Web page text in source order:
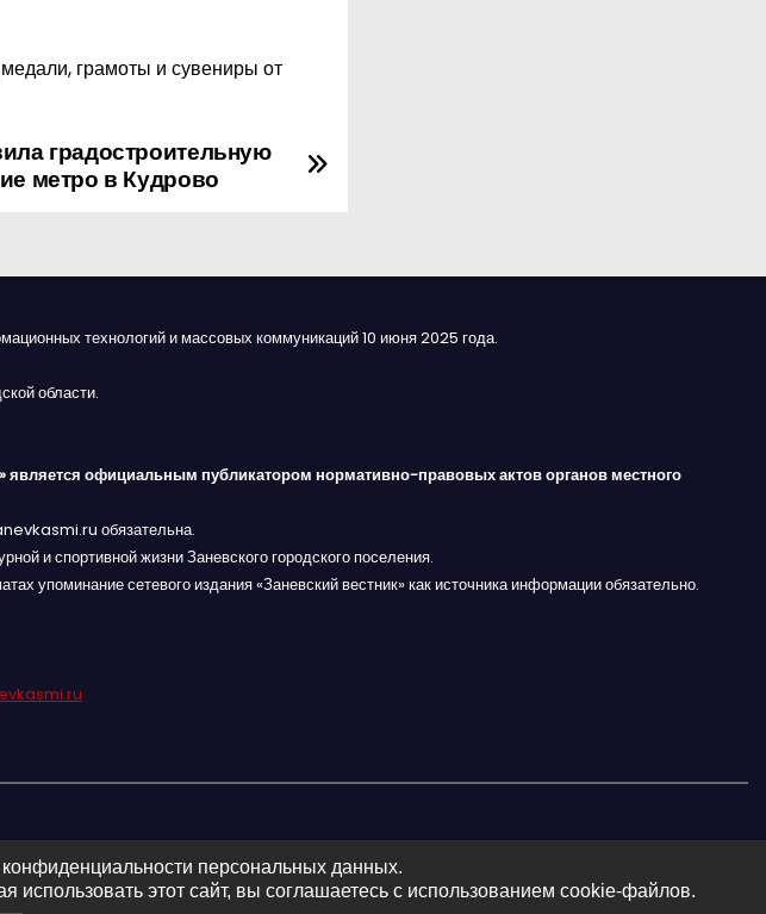
грамоты и сувениры от
градостроительную
метро в Кудрово
технологий и массовых коммуникаций 10 июня 2025 года.
области.
является официальным публикатором нормативно-правовых актов органов местного
обязательна.
и спортивной жизни Заневского городского поселения.
упоминание сетевого издания «Заневский вестник» как источника информации обязательно.
персональных данных.
этот сайт, вы соглашаетесь с использованием cookie-файлов.